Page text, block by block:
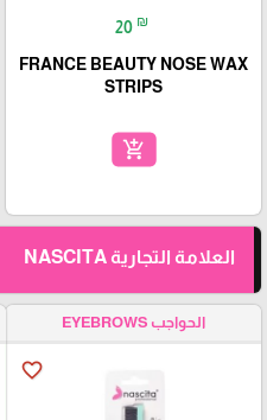
20 ₪
FRANCE BEAUTY NOSE WAX
STRIPS
add_shopping_cart
العلامة التجارية NASCITA
الحواجب EYEBROWS
favorite_border